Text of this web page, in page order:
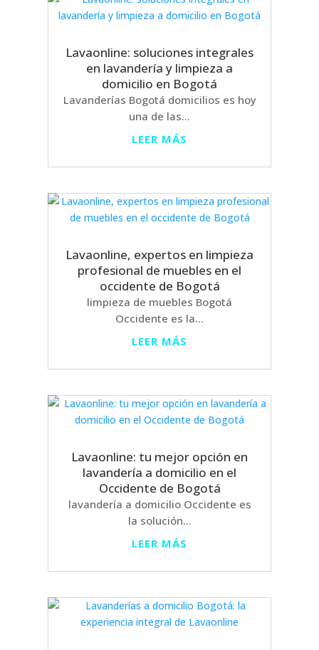
Lavaonline: soluciones integrales
en lavandería y limpieza a
domicilio en Bogotá
Lavanderías Bogotá domicilios es hoy
una de las...
LEER MÁS
Lavaonline, expertos en limpieza
profesional de muebles en el
occidente de Bogotá
limpieza de muebles Bogotá
Occidente es la...
LEER MÁS
Lavaonline: tu mejor opción en
lavandería a domicilio en el
Occidente de Bogotá
lavandería a domicilio Occidente es
la solución...
LEER MÁS